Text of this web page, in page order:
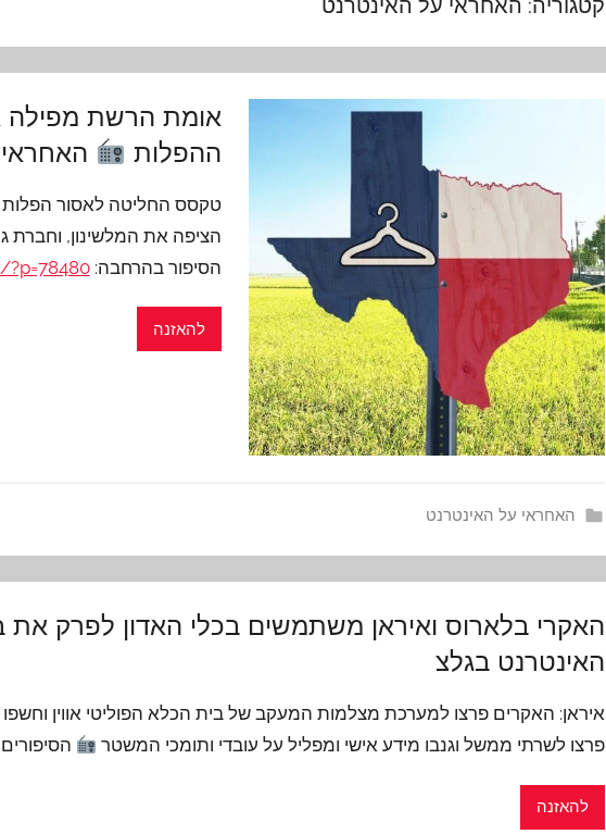
אומת הרשת מפילה
ההפלות
טקסס החליטה לאסור הפלות
הציפה את המלשינון, וחברת
הסיפור בהרחבה:
להאזנה
האחראי על האינטרנט
האקרי בלארוס ואיראן משתמשים בכלי האדון לפרק את
האינטרנט בגלצ
איראן: האקרים פרצו למערכת מצלמות המעקב של בית הכלא הפוליטי אווין
פרצו לשרתי ממשל וגנבו מידע אישי ומפליל על עובדי ותומכי המשטר
להאזנה